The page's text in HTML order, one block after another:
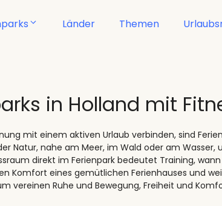
Länder Themen
in Holland mit
mit einem aktiven Urlaub verbinden, sind
Natur, nahe am Meer, im Wald oder am
direkt im Ferienpark bedeutet Training,
Komfort eines gemütlichen Ferienhauses und
vereinen Ruhe und Bewegung, Freiheit und